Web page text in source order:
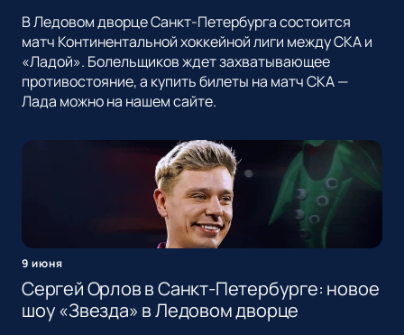
В Ледовом дворце Санкт-Петербурга состоится
матч Континентальной хоккейной лиги между СКА и
«Ладой». Болельщиков ждет захватывающее
противостояние, а купить билеты на матч СКА —
Лада можно на нашем сайте.
9 июня
Сергей Орлов в Санкт-Петербурге: новое
шоу «Звезда» в Ледовом дворце